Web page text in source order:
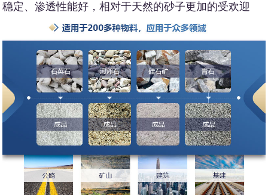
稳定、渗透性能好，相对于天然的砂子更加的受欢迎